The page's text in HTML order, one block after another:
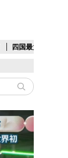
四国最大スリコ